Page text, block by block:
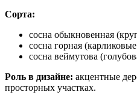
Сорта:
сосна обыкновенная
сосна горная
сосна веймутова
Роль в дизайне: акцентные
просторных участках.